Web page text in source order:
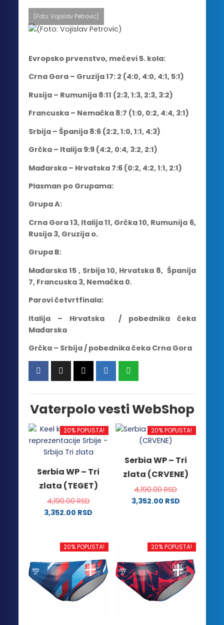
(Foto: Vojislav Petrovic)
Evropsko prvenstvo, mečevi 5. kola:
Crna Gora – Gruzija 17: 2 (4:0, 4:0, 4:1, 5:1)
Rusija – Rumunija 8:11 (2:3, 1:3, 2:3, 3:2)
Francuska – Nemačka 8:7 (1:0, 0:2, 4:4, 3:1)
Srbija – Španija 8:6 (2:2, 1:0, 1:1, 4:3)
Grčka – Italija 9:9 (4:2, 0:4, 3:2, 2:1)
Mađarska – Hrvatska 7:6 (0:2, 4:2, 1:1, 2:1)
Plasman po Grupama:
Grupa A:
Crna Gora 13, Italija 11, Grčka 10, Rumunija 6,
Rusija 3, Gruzija o.
Grupa B:
Mađarska 15 , Srbija 10, Hrvatska 8, Španija
7, Francuska 3, Nemačka 0.
Parovi četvrtfinala:
Italija – Hrvatska / pobednika čeka
Mađarska
Grčka – Srbija / pobednika čeka Crna Gora
Vaterpolo vesti WebShop
20% POPUSTA!
Serbia WP – Tri
zlata (TEGET)
4,190.00RSD
3,352.00 RSD
ima
varijanti.
Opcije
mogu
biti
20% POPUSTA!
Serbia WP – Tri
zlata (CRVENE)
4,190.00RSD
3,352.00 RSD
više
varijanti.
Opcije
mogu
biti
izabrane
20% POPUSTA! 20% POPUSTA!